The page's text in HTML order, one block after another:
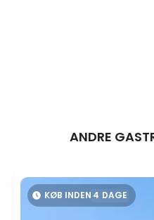
ANDRE
KØB INDEN 4 DAGE